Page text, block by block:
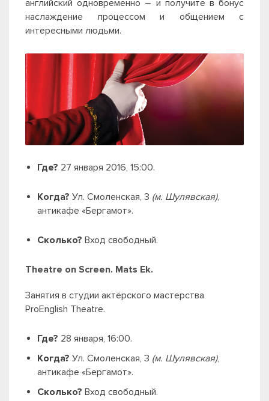
английский одновременно – и получите в бонус
наслаждение процессом и общением с
интересными людьми.
Где? 27 января 2016, 15:00.
Когда? Ул. Смоленская, 3 (м. Шулявская),
антикафе «Бергамот».
Сколько? Вход свободный.
Theatre on Screen. Mats Ek.
Занятия в студии актёрского мастерства
ProEnglish Theatre.
Где? 28 января, 16:00.
Когда? Ул. Смоленская, 3 (м. Шулявская),
антикафе «Бергамот».
Сколько? Вход свободный.